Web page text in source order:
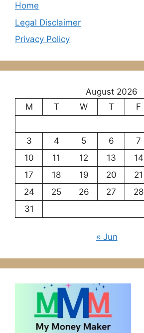
Home
Legal Disclaimer
Privacy Policy
August 2026
M
T W T F
3
4 5 6 7
10
11 12 13 14
17
18 19 20 21
24
25 26 27 28
31
« Jun